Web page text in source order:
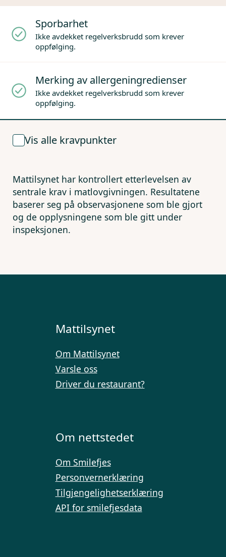
Sporbarhet
Ikke avdekket regelverksbrudd som krever
oppfølging.
Merking av allergeningredienser
Ikke avdekket regelverksbrudd som krever
oppfølging.
Vis alle kravpunkter
Mattilsynet har kontrollert etterlevelsen av
sentrale krav i matlovgivningen. Resultatene
baserer seg på observasjonene som ble gjort
og de opplysningene som ble gitt under
inspeksjonen.
Mattilsynet
Om Mattilsynet
Varsle oss
Driver du restaurant?
Om nettstedet
Om Smilefjes
Personvernerklæring
Tilgjengelighetserklæring
API for smilefjesdata